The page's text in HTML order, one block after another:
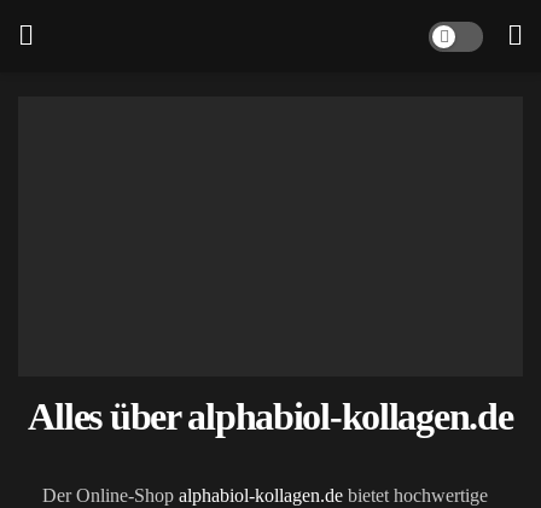
Alles über alphabiol-kollagen.de
Der Online-Shop alphabiol-kollagen.de bietet hochwertige